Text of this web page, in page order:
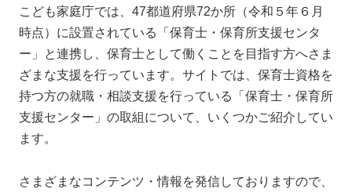
こども家庭庁では、47都道府県72か所（令和５年６月
時点）に設置されている「保育士・保育所支援センタ
ー」と連携し、保育士として働くことを目指す方へさま
ざまな支援を行っています。サイトでは、保育士資格を
持つ方の就職・相談支援を行っている「保育士・保育所
支援センター」の取組について、いくつかご紹介してい
ます。
さまざまなコンテンツ・情報を発信しておりますので、